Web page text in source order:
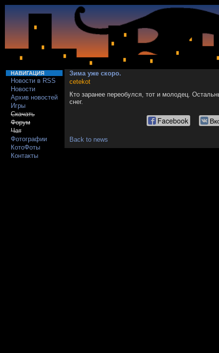
НАВИГАЦИЯ
Новости в RSS
Новости
Архив новостей
Игры
Скачать
Форум
Чат
Фотографии
КотоФоты
Контакты
Зима уже скоро.
cetekot
Кто заранее переобулся, тот и молодец.
снег.
Facebook
Back to news